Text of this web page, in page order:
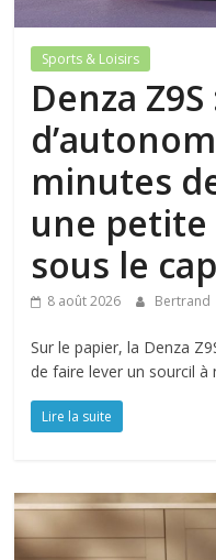
Sports & Loisirs
Denza
minutes
une
sous le
8 août 2026 Bertrand
Sur le papier, la Denza
de faire lever un sourcil à
Lire la suite